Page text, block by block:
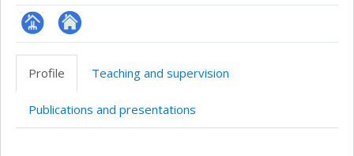
Page
professionnelle
(faculté,département,école)
Autre
Profile Teaching and supervision
Publications and presentations